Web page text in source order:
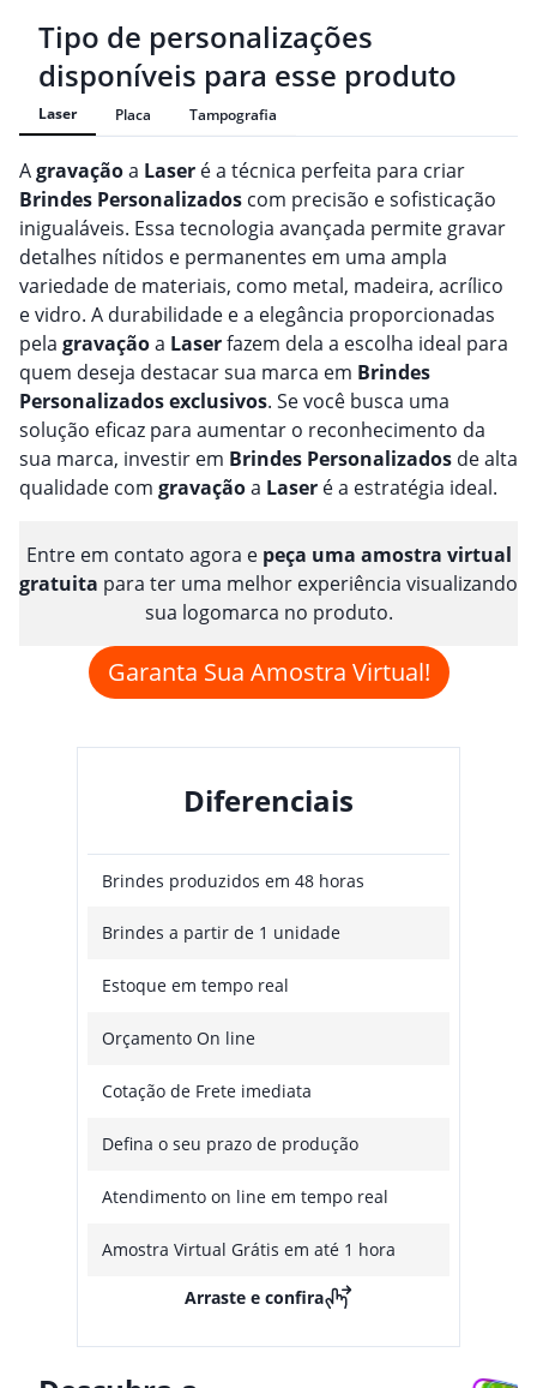
Tipo de personalizações
disponíveis para esse produto
Laser Placa Tampografia
Agravaçãoa Laser é a técnica perfeita para criar
Brindes Personalizados com precisão e sofisticação
inigualáveis. Essa tecnologia avançada permite gravar
detalhes nítidos e permanentes em uma ampla
variedade de materiais, como metal, madeira, acrílico
e vidro. A durabilidade e a elegância proporcionadas
pela gravaçãoa Laserfazem dela a escolha ideal para
quem deseja destacar sua marca em Brindes
Personalizadosexclusivos. Se você busca uma
solução eficaz para aumentar o reconhecimento da
sua marca, investir em Brindes Personalizados de alta
qualidade com gravaçãoa Laser é a estratégia ideal.
Entre em contato agora e peça uma amostra virtual
gratuita para ter uma melhor experiência visualizando
sua logomarca no produto.
Garanta Sua Amostra Virtual!
Diferenciais
Brindes produzidos em 48 horas
Brindes a partir de 1 unidade
Estoque em tempo real
Orçamento On line
Cotação de Frete imediata
Defina o seu prazo de produção
Atendimento on line em tempo real
Amostra Virtual Grátis em até 1 hora
Arraste e confira